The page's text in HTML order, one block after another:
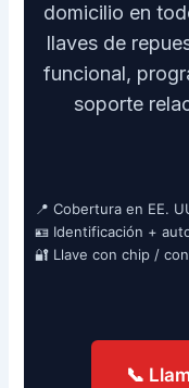
domicilio en
llaves de
funcional,
soporte
📍 Cobertura en EE.
🪪 Identificación +
🔐 Llave con chip /
📞